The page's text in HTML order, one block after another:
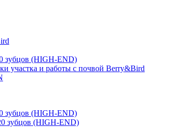
зубцов (HIGH-END)
участка и работы с почвой Berry&Bird
зубцов (HIGH-END)
зубцов (HIGH-END)